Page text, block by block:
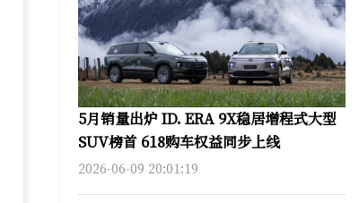
5月销量出炉 ID. ERA 9X稳居增程式大型
SUV榜首 618购车权益同步上线
2026-06-09 20:01:19